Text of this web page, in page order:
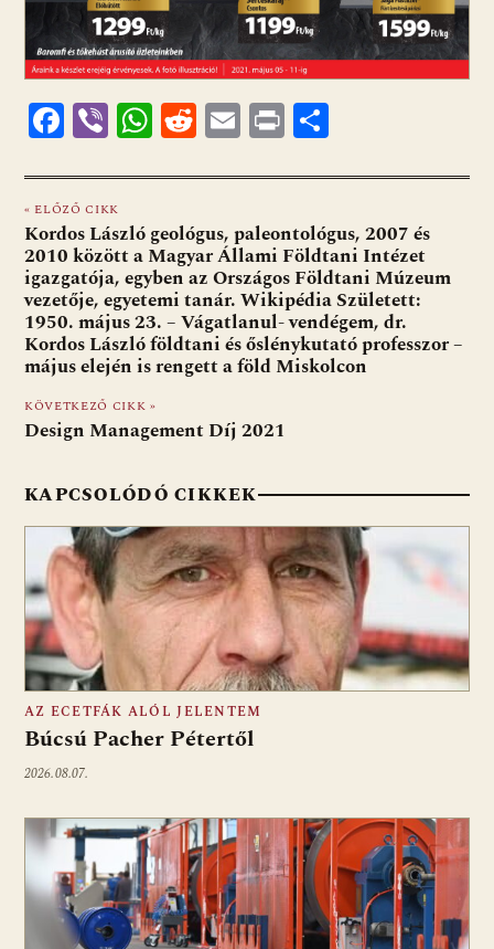
F
e
b
o
o
k
Vi
er
W
at
s
A
p
p
R
d
di
t
E
ai
l
Pr
t za
m
e
g
« ELŐZŐ CIKK
Kordos László geológus, paleontológus, 2007 és
2010 között a Magyar Állami Földtani Intézet
igazgatója, egyben az Országos Földtani Múzeum
vezetője, egyetemi tanár. Wikipédia Született:
1950. május 23. – Vágatlanul- vendégem, dr.
Kordos László földtani és őslénykutató professzor –
május elején is rengett a föld Miskolcon
KÖVETKEZŐ CIKK »
Design Management Díj 2021
KAPCSOLÓDÓ CIKKEK
AZ ECETFÁK ALÓL JELENTEM
Búcsú Pacher Pétertől
2026.08.07.